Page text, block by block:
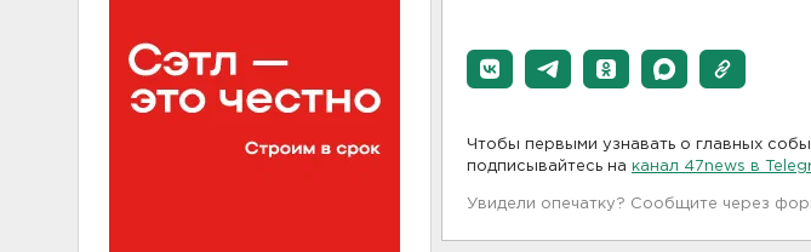
Чтобы первыми узнавать о главных
подписывайтесь на канал 47news в
Увидели опечатку? Сообщите через